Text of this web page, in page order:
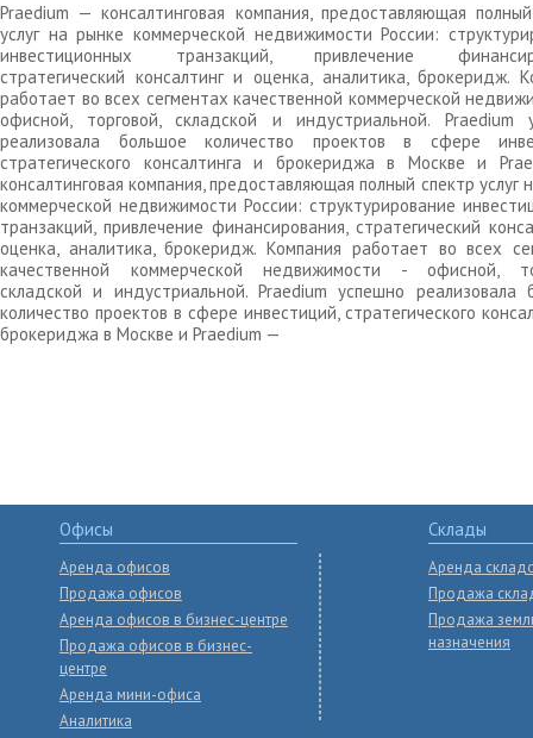
Praedium — консалтинговая компания, предоставляющая
услуг на рынке коммерческой недвижимости России:
инвестиционных транзакций, привлечение
стратегический консалтинг и оценка, аналитика, брокеридж.
работает во всех сегментах качественной коммерческой
офисной, торговой, складской и индустриальной. Praedium
реализовала большое количество проектов в сфере
стратегического консалтинга и брокериджа в Москве и
консалтинговая компания, предоставляющая полный спектр услуг
коммерческой недвижимости России: структурирование
транзакций, привлечение финансирования, стратегический
оценка, аналитика, брокеридж. Компания работает во всех
качественной коммерческой недвижимости - офисной,
складской и индустриальной. Praedium успешно реализовала
количество проектов в сфере инвестиций, стратегического
брокериджа в Москве и Praedium —
Офисы
Аренда офисов
Продажа офисов
Аренда офисов в бизнес-центре
Продажа офисов в бизнес-
центре
Аренда мини-офиса
Аналитика
Склады
Аренда
Продажа
Продажа
назначения